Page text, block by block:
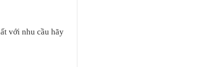
với nhu cầu hãy